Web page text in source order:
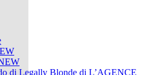
di Legally Blonde di L’AGENCE